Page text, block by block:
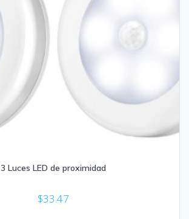
3 Luces LED de proximidad
$33.47